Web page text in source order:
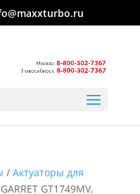
/ Актуаторы для
GT1749MV,